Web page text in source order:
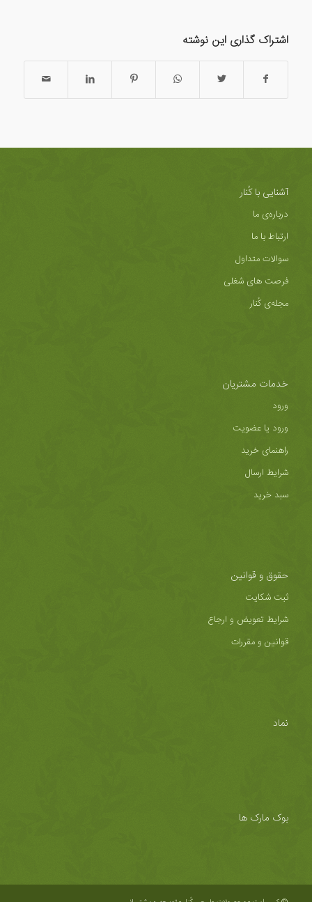
اشتراک گذاری این نوشته
آشنایی با کُنار
درباره‌ی ما
ارتباط با ما
سوالات متداول
فرصت های شغلی
مجله‌ی کُنار
خدمات مشتریان
ورود
ورود یا عضویت
راهنمای خرید
شرایط ارسال
سبد خرید
حقوق و قوانین
ثبت شکایت
شرایط تعویض و ارجاع
قوانین و مقررات
نماد
بوک مارک ها